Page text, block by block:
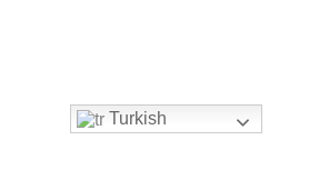
Turkish